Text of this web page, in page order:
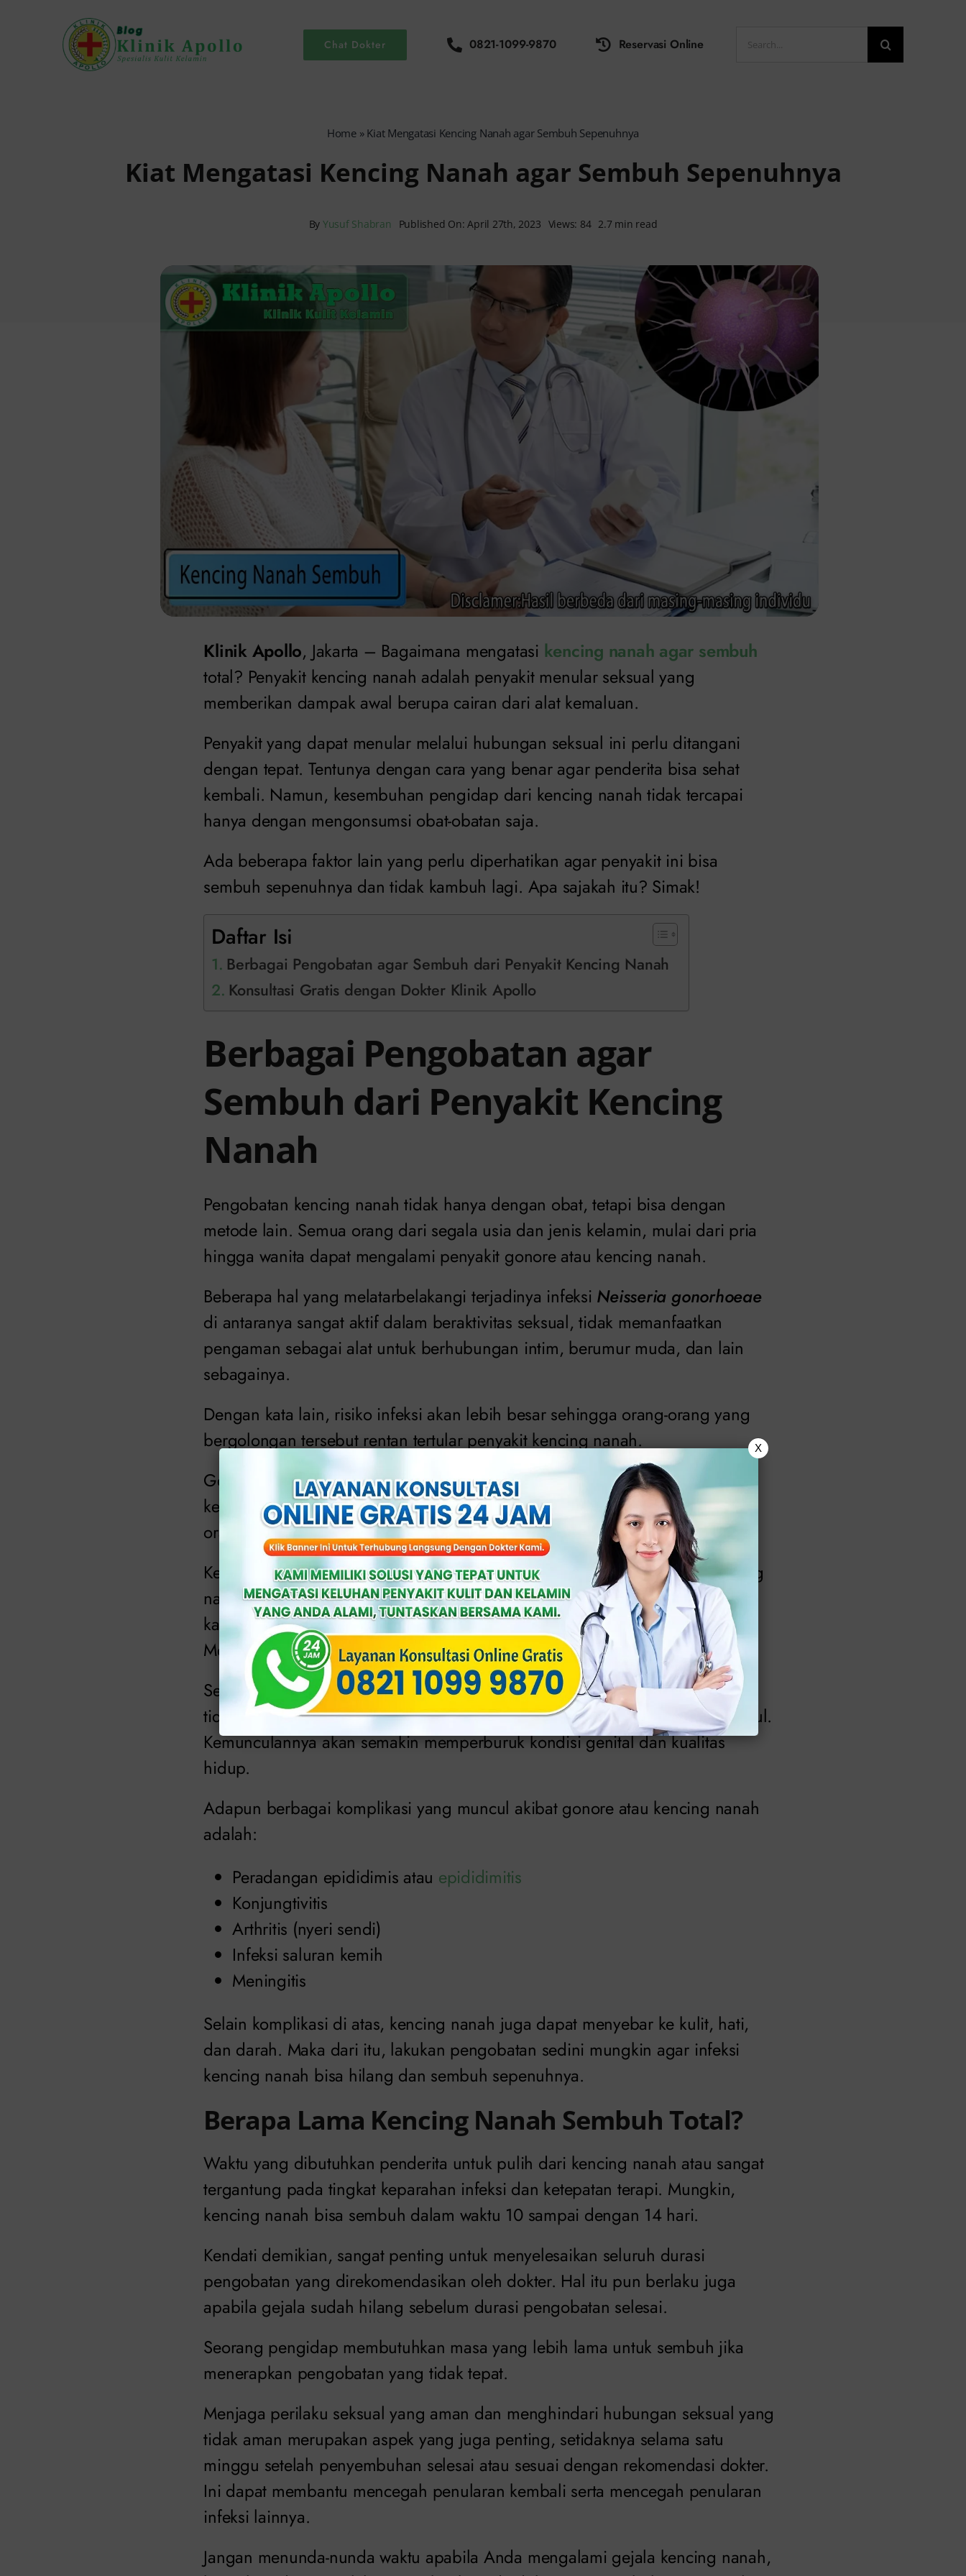
Chat Dokter 0821-1099-9870 Reservasi Online
for:
Home» Kiat Mengatasi Kencing Nanah agar Sembuh Sepenuhnya
Kiat Mengatasi Kencing Nanah agar Sembuh Sepenuhnya
By Yusuf Shabran Published On: April 27th, 2023 Views: 84 2.7 min read
Klinik Apollo, Jakarta – Bagaimana mengatasi kencing nanah agar sembuh
total? Penyakit kencing nanah adalah penyakit menular seksual yang
memberikan dampak awal berupa cairan dari alat kemaluan.
Penyakit yang dapat menular melalui hubungan seksual ini perlu ditangani
dengan tepat. Tentunya dengan cara yang benar agar penderita bisa sehat
kembali. Namun, kesembuhan pengidap dari kencing nanah tidak tercapai
hanya dengan mengonsumsi obat-obatan saja.
Ada beberapa faktor lain yang perlu diperhatikan agar penyakit ini bisa
sembuh sepenuhnya dan tidak kambuh lagi. Apa sajakah itu? Simak!
Daftar Isi
Berbagai Pengobatan agar Sembuh dari Penyakit Kencing Nanah
Konsultasi Gratis dengan Dokter Klinik Apollo
Berbagai Pengobatan agar
Sembuh dari Penyakit Kencing
Nanah
Pengobatan kencing nanah tidak hanya dengan obat, tetapi bisa dengan
metode lain. Semua orang dari segala usia dan jenis kelamin, mulai dari pria
hingga wanita dapat mengalami penyakit gonore atau kencing nanah.
Beberapa hal yang melatarbelakangi terjadinya infeksi Neisseria gonorhoeae
di antaranya sangat aktif dalam beraktivitas seksual, tidak memanfaatkan
pengaman sebagai alat untuk berhubungan intim, berumur muda, dan lain
sebagainya.
Dengan kata lain, risiko infeksi akan lebih besar sehingga orang-orang yang
bergolongan tersebut rentan tertular penyakit kencing nanah.
Gejala umumnya, tentu saja sesuai dengan nama penyakitnya, yakni cairan
kental (nanah) muncul dari penis maupun vagina. Meskipun pada beberapa
orang, mereka sama sekali tidak memunculkan gejala.
Kendati demikian, hal tersebut tetap saja harus diobati agar penderita kencing
nanah sembuh dan menjalani aktivitas sehari-hari seperti sediakala. Oleh
karena itu, konsultasikan segala gangguan terkait gonore dengan dokter.
Mereka akan memberi tahu cara mengatasi kencing nanah.
Seandainya seorang pria atau wanita mengalami penyakit gonore, kemudian
tidak mengupayakan sembuh dari infeksi itu, maka penyakit lain dapat muncul.
Kemunculannya akan semakin memperburuk kondisi genital dan kualitas
hidup.
Adapun berbagai komplikasi yang muncul akibat gonore atau kencing nanah
adalah:
Peradangan epididimis atau epididimitis
Konjungtivitis
Arthritis (nyeri sendi)
Infeksi saluran kemih
Meningitis
Selain komplikasi di atas, kencing nanah juga dapat menyebar ke kulit, hati,
dan darah. Maka dari itu, lakukan pengobatan sedini mungkin agar infeksi
kencing nanah bisa hilang dan sembuh sepenuhnya.
Berapa Lama Kencing Nanah Sembuh Total?
Waktu yang dibutuhkan penderita untuk pulih dari kencing nanah atau sangat
tergantung pada tingkat keparahan infeksi dan ketepatan terapi. Mungkin,
kencing nanah bisa sembuh dalam waktu 10 sampai dengan 14 hari.
Kendati demikian, sangat penting untuk menyelesaikan seluruh durasi
pengobatan yang direkomendasikan oleh dokter. Hal itu pun berlaku juga
apabila gejala sudah hilang sebelum durasi pengobatan selesai.
Seorang pengidap membutuhkan masa yang lebih lama untuk sembuh jika
menerapkan pengobatan yang tidak tepat.
Menjaga perilaku seksual yang aman dan menghindari hubungan seksual yang
tidak aman merupakan aspek yang juga penting, setidaknya selama satu
minggu setelah penyembuhan selesai atau sesuai dengan rekomendasi dokter.
Ini dapat membantu mencegah penularan kembali serta mencegah penularan
infeksi lainnya.
Jangan menunda-nunda waktu apabila Anda mengalami gejala kencing nanah,
X